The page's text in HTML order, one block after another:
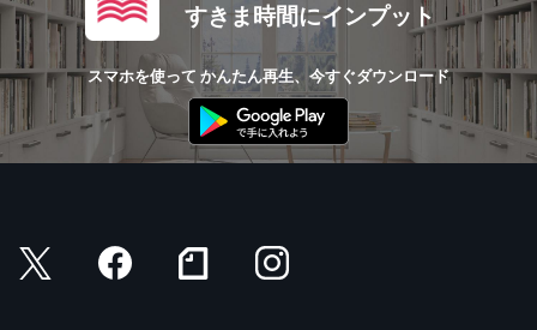
すきま時間にインプット
スマホを使って かんたん再生、今すぐダウンロード